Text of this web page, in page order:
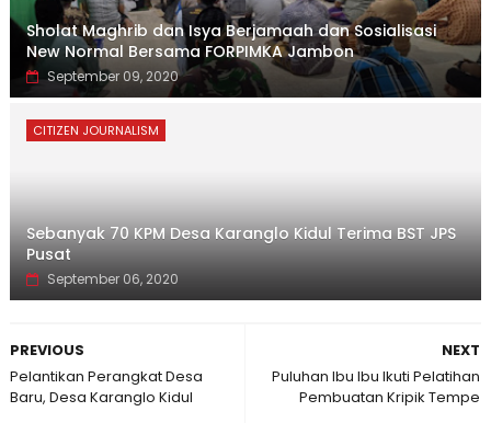
Sholat Maghrib dan Isya Berjamaah dan Sosialisasi
New Normal Bersama FORPIMKA Jambon
September 09, 2020
CITIZEN JOURNALISM
Sebanyak 70 KPM Desa Karanglo Kidul Terima BST JPS
Pusat
September 06, 2020
NEXT
Puluhan Ibu Ibu Ikuti Pelatihan
Pembuatan Kripik Tempe
PREVIOUS
Pelantikan Perangkat Desa
Baru, Desa Karanglo Kidul